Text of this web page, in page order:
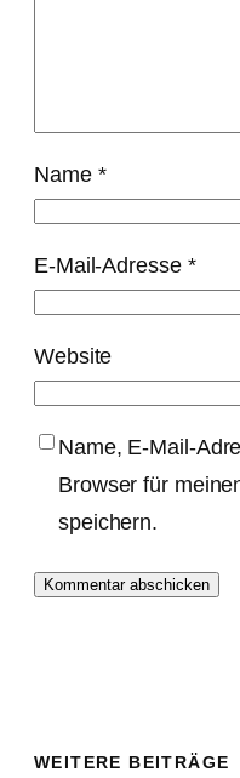
Name *
E-Mail-Adresse *
Website
Name, E-Mail-
Browser für
speichern.
WEITERE BEITRÄGE